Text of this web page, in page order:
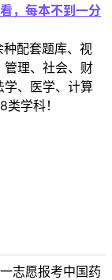
，每本不到一分
配套题库、视
管理、社会、财
学、医学、计算
学科！
志愿报考中国药